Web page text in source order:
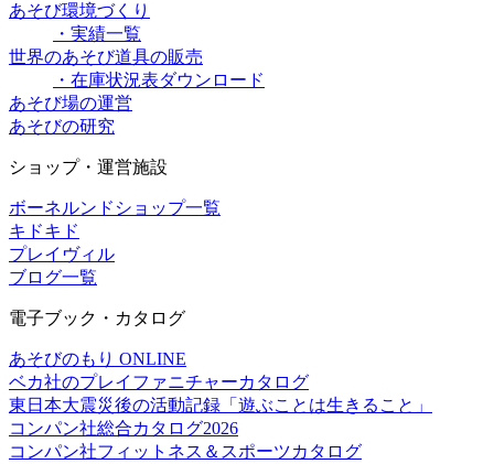
あそび環境づくり
・実績一覧
世界のあそび道具の販売
・在庫状況表ダウンロード
あそび場の運営
あそびの研究
ショップ・運営施設
ボーネルンドショップ一覧
キドキド
プレイヴィル
ブログ一覧
電子ブック・カタログ
あそびのもり ONLINE
ベカ社のプレイファニチャーカタログ
東日本大震災後の活動記録「遊ぶことは生きること」
コンパン社総合カタログ2026
コンパン社フィットネス＆スポーツカタログ